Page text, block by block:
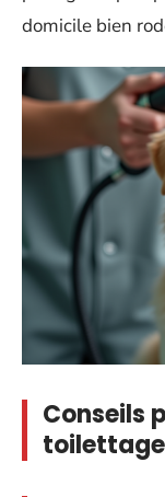
domicile bien
Conseils